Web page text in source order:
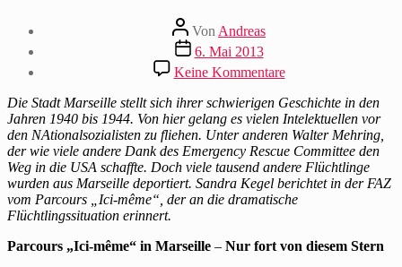
Beitragsautor
Von Andreas
Beitragsdatum
6. Mai 2013
Keine Kommentarezu
Sandra
Kegel
besucht
den
Parcours
„Ici-
même“
in
Die Stadt Marseille stellt sich ihrer schwierigen Geschichte in den
Jahren 1940 bis 1944. Von hier gelang es vielen Intelektuellen vor
den NAtionalsozialisten zu fliehen. Unter anderen Walter Mehring,
der wie viele andere Dank des Emergency Rescue Committee den
Weg in die USA schaffte. Doch viele tausend andere Flüchtlinge
wurden aus Marseille deportiert. Sandra Kegel berichtet in der FAZ
vom Parcours „Ici-même“, der an die dramatische
Flüchtlingssituation erinnert.
Parcours „Ici-même“ in Marseille – Nur fort von diesem Stern